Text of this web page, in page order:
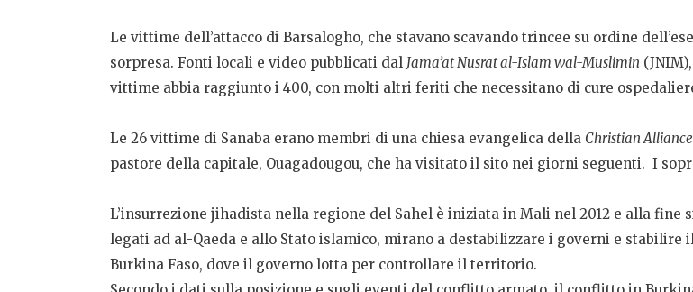
Le vittime dell’attacco di Barsalogho, che stavano scavando trincee su ordine
sorpresa. Fonti locali e video pubblicati dal Jama’at Nusrat al-Islam wal-Muslimin
vittime abbia raggiunto i 400, con molti altri feriti che necessitano di cure
Le 26 vittime di Sanaba erano membri di una chiesa evangelica della Christian Alliance
pastore della capitale, Ouagadougou, che ha visitato il sito nei giorni seguenti. I
L’insurrezione jihadista nella regione del Sahel è iniziata in Mali nel 2012 e alla
legati ad al-Qaeda e allo Stato islamico, mirano a destabilizzare i governi e
Burkina Faso, dove il governo lotta per controllare il territorio.